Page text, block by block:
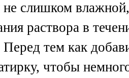
слишком
раствора в
Перед тем как
чтобы